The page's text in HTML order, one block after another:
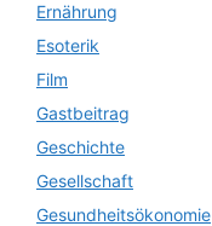
Ernährung
Esoterik
Film
Gastbeitrag
Geschichte
Gesellschaft
Gesundheitsökonomie